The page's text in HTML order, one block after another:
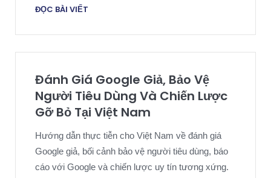
ĐỌC BÀI VIẾT
Đánh Giá Google Giả, Bảo Vệ
Người Tiêu Dùng Và Chiến Lược
Gỡ Bỏ Tại Việt Nam
Hướng dẫn thực tiễn cho Việt Nam về đánh giá
Google giả, bối cảnh bảo vệ người tiêu dùng, báo
cáo với Google và chiến lược uy tín tương xứng.